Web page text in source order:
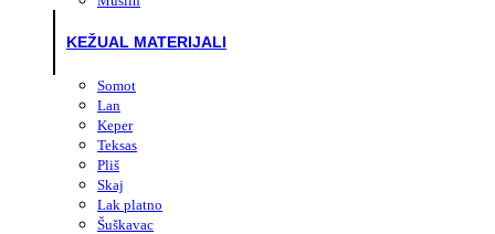
KEŽUAL MATERIJALI
Somot
Lan
Keper
Teksas
Pliš
Skaj
Lak platno
Šuškavac